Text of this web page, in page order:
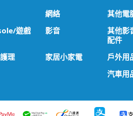
網絡
其他電
遊戲
影音
其他影
配件
理
家居小家電
戶外用
汽車用